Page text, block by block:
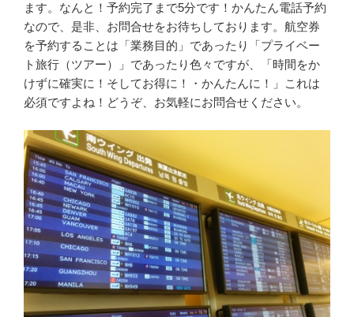
ます。なんと！予約完了まで5分です！かんたん電話予約
なので、是非、お問合せをお待ちしております。航空券
を予約することは「業務目的」であったり「プライベー
ト旅行（ツアー）」であったり色々ですが、「時間をか
けずに確実に！そしてお得に！・かんたんに！」これは
必須ですよね！どうぞ、お気軽にお問合せください。